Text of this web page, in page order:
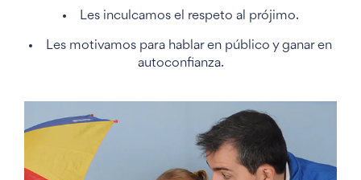
Les inculcamos el respeto al prójimo.
Les motivamos para hablar en público y ganar en
autoconfianza.